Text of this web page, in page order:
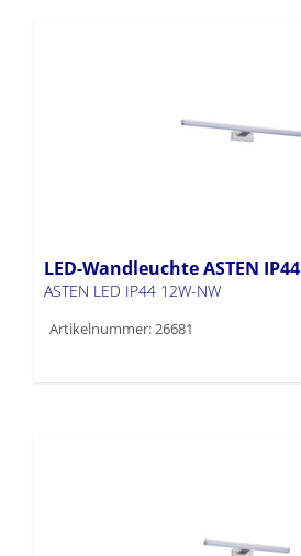
LED-Wandleuchte ASTEN IP44
ASTEN LED IP44 12W-NW
Artikelnummer: 26681